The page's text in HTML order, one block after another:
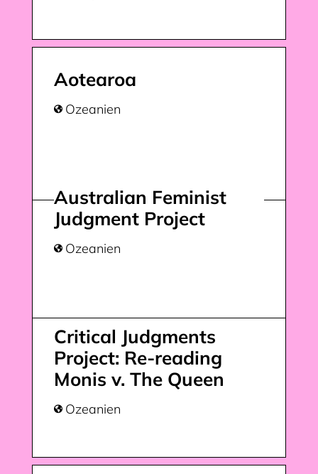
Critical Judgments
Project: Re-reading
Monis v. The Queen
 Ozeanien
Australian Feminist
Judgment Project
 Ozeanien
Aotearoa
 Ozeanien